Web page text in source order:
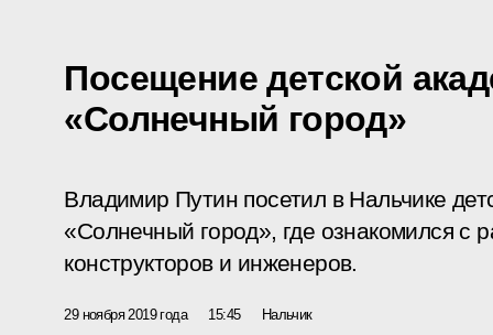
Посещение детской
«Солнечный город»
Владимир Путин посетил в Нальчике
«Солнечный город», где ознакомился с
конструкторов и инженеров.
29 ноября 2019 года 15:45 Нальчик